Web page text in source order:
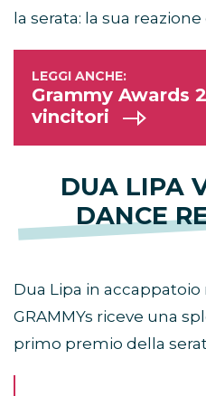
la serata: la sua
Grammy Awards
vincitori
DUA LIPA
DANCE
Dua Lipa in
GRAMMYs riceve una
primo premio della